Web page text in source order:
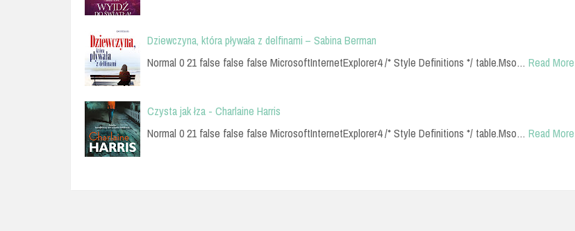
Dziewczyna, która pływała z delfinami – Sabina Berman
Normal 0 21 false false false MicrosoftInternetExplorer4 /* Style Definitions */ table.Mso… Read More
Czysta jak łza - Charlaine Harris
Normal 0 21 false false false MicrosoftInternetExplorer4 /* Style Definitions */ table.Mso… Read More